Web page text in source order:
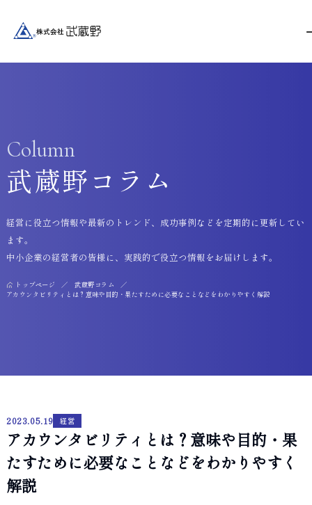
Column
武蔵野コラム
トップページ
武蔵野コラム
アカウンタビリティとは？意味や目的・果たすために必要なことなどをわかりやすく解説
経営に役立つ情報や最新のトレンド、成功事例などを定期的に更新してい
ます。
中小企業の経営者の皆様に、実践的で役立つ情報をお届けします。
2023.05.19 経営
アカウンタビリティとは？意味や目的・果
たすために必要なことなどをわかりやすく
解説